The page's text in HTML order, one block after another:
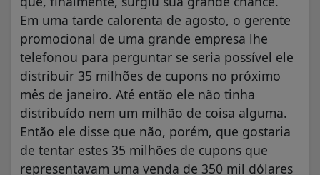
Em uma tarde calorenta de agosto, o gerente
promocional de uma grande empresa lhe
telefonou para perguntar se seria possível ele
distribuir 35 milhões de cupons no próximo
mês de janeiro. Até então ele não tinha
distribuído nem um milhão de coisa alguma.
Então ele disse que não, porém, que gostaria
de tentar estes 35 milhões de cupons que
representavam uma venda de 350 mil dólares